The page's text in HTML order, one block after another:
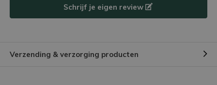
Schrijf je eigen review
Verzending & verzorging producten